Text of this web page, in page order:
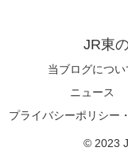
JR東
当ブログについ
ニュース
プライバシーポリシー
© 2023